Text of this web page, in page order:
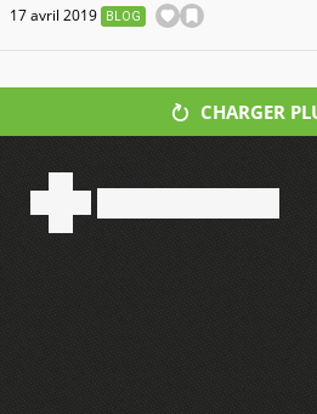
17 avril 2019
BLOG
CHARGER